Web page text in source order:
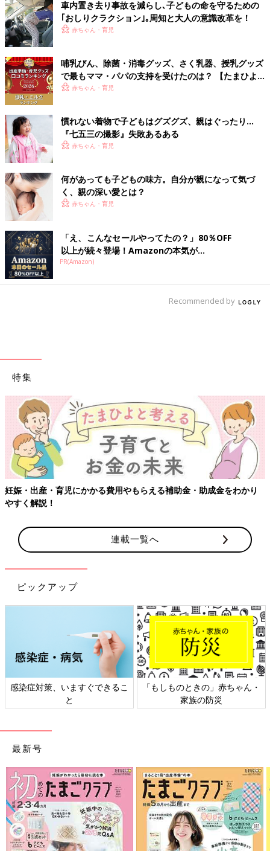
車内置き去り事故を減らし､子どもの命を守るための
｢おしりクラクション｣｡周知と大人の意識改革を！
赤ちゃん・育児
哺乳びん、除菌・消毒グッズ、さく乳器、授乳グッズ
で最もママ・パパの支持を受けたのは？ 【たまひよ
赤ちゃんグッズ大賞2026】
赤ちゃん・育児
慣れない着物で子どもはグズグズ、親はぐったり…
『七五三の撮影』失敗あるある
赤ちゃん・育児
何があっても子どもの味方。自分が親になって気づ
く、親の深い愛とは？
赤ちゃん・育児
「え、こんなセールやってたの？」80％OFF
以上が続々登場！Amazonの本気が...
PR(Amazon)
Recommended by
特集
金・助成金をわかり 【ワクチン接種できるものも】妊婦の感染
連載一覧へ
ピックアップ
ものときの」赤ちゃん・
日本外来小児科学会リーフレッ
ト検討会
六星
最新号